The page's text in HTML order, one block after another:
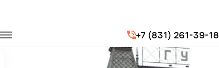
+7 (831) 261-39-18
Транспорт для госучреждений
Парад Победы